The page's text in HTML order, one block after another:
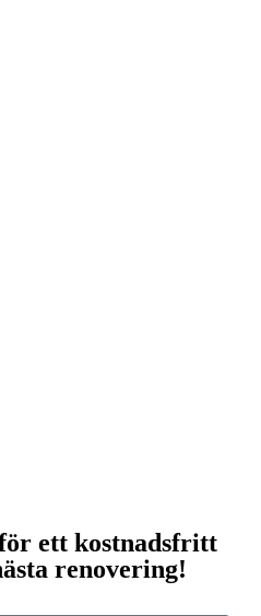
ett kostnadsfritt
renovering!